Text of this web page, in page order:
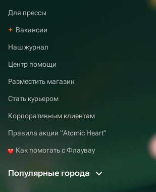
Для прессы
Вакансии
Наш журнал
Центр помощи
Разместить магазин
Стать курьером
Корпоративным клиентам
Правила акции “Atomic Heart”
Как помогать с Флаувау
Популярные города